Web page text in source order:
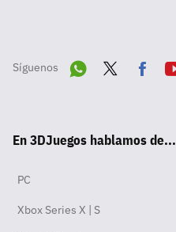
Síguenos
pp
ok
En 3DJuegos hablamos de...
PC
Xbox Series X | S